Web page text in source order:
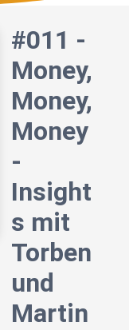
#011 -
Money,
Money,
Money
-
Insight
s mit
Torben
und
Martin